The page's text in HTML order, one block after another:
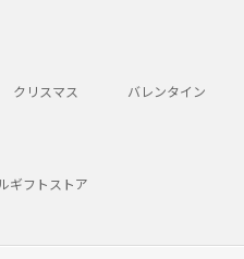
クリスマス バレンタイン
ギフトストア